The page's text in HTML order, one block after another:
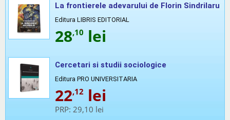
La frontierele adevarului de Florin Sindrilaru
Editura LIBRIS EDITORIAL
28,10 lei
Cercetari si studii sociologice
Editura PRO UNIVERSITARIA
22,12 lei
PRP: 29,10 lei